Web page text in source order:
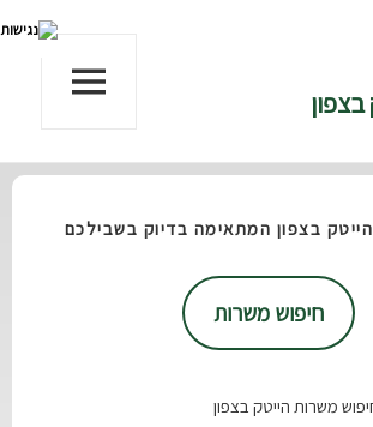
בצפון המתאימה בדיוק בשבילכם
חיפוש משרות